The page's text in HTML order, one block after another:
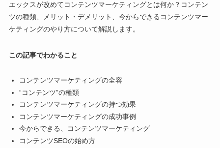
エックスが改めてコンテンツマーケティングとは何か？コンテン
ツの種類、メリット・デメリット、今からできるコンテンツマー
ケティングのやり方について解説します。
この記事でわかること
コンテンツマーケティングの全容
“コンテンツ”の種類
コンテンツマーケティングの持つ効果
コンテンツマーケティングの成功事例
今からできる、コンテンツマーケティング
コンテンツSEOの始め方